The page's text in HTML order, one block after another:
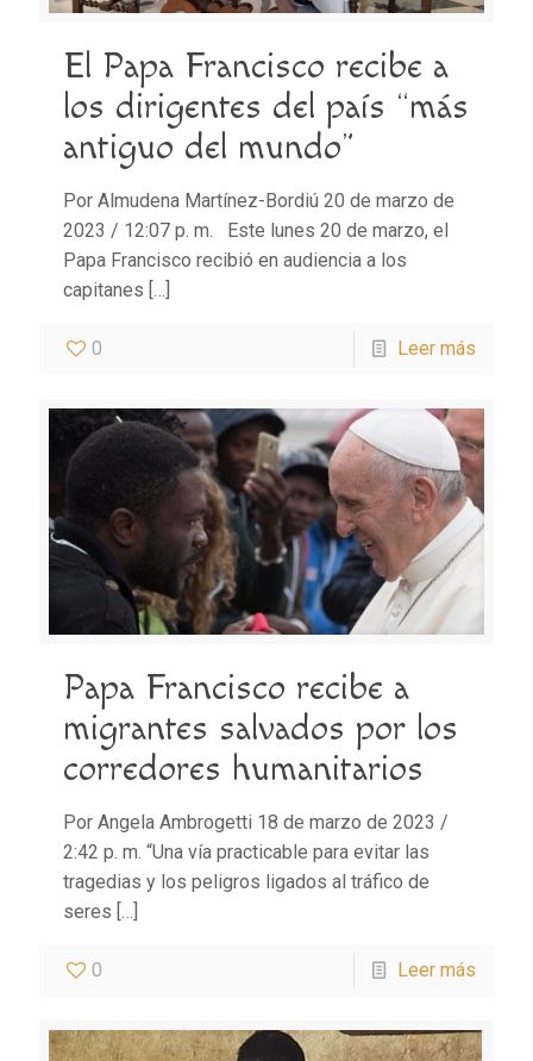
El Papa Francisco recibe a
los dirigentes del país “más
antiguo del mundo”
Por Almudena Martínez-Bordiú 20 de marzo de
2023 / 12:07 p. m. Este lunes 20 de marzo, el
Papa Francisco recibió en audiencia a los
capitanes […]
0 Leer más
Papa Francisco recibe a
migrantes salvados por los
corredores humanitarios
Por Angela Ambrogetti 18 de marzo de 2023 /
2:42 p. m. “Una vía practicable para evitar las
tragedias y los peligros ligados al tráfico de
seres […]
0 Leer más